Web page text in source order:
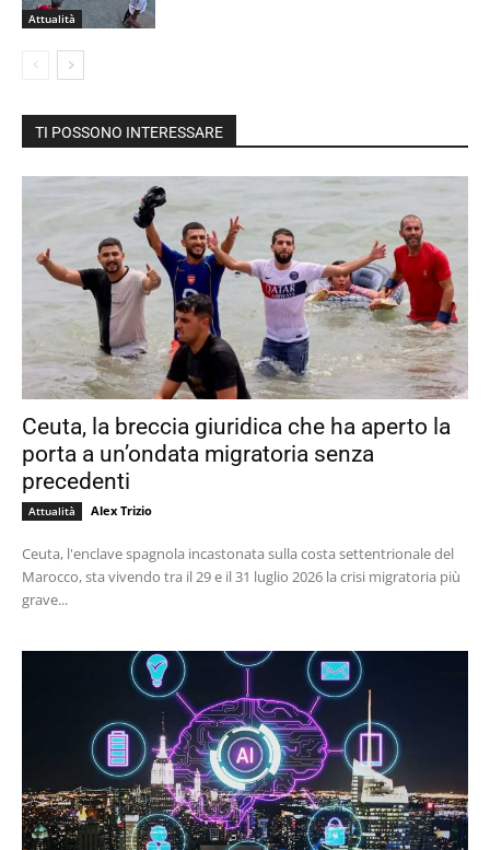
Attualità
TI POSSONO INTERESSARE
Ceuta, la breccia giuridica che ha aperto la
porta a un’ondata migratoria senza
precedenti
Attualità Alex Trizio
Ceuta, l'enclave spagnola incastonata sulla costa settentrionale del
Marocco, sta vivendo tra il 29 e il 31 luglio 2026 la crisi migratoria più
grave...